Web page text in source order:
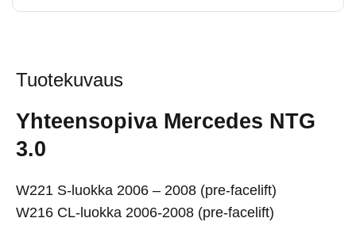
Tuotekuvaus
Yhteensopiva Mercedes NTG
3.0
W221 S-luokka 2006 – 2008 (pre-facelift)
W216 CL-luokka 2006-2008 (pre-facelift)